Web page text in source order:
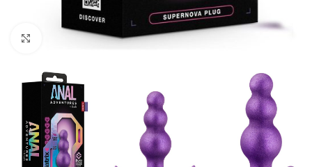
Kliknij, aby powiększyć